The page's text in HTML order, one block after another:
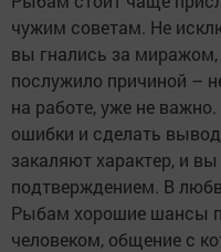
чужим советам. Не
вы гнались за
послужило причиной –
на работе, уже не
ошибки и сделать
закаляют характер, и
подтверждением. В
Рыбам хорошие шансы
человеком, общение с